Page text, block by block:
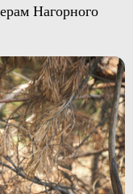
Нагорного